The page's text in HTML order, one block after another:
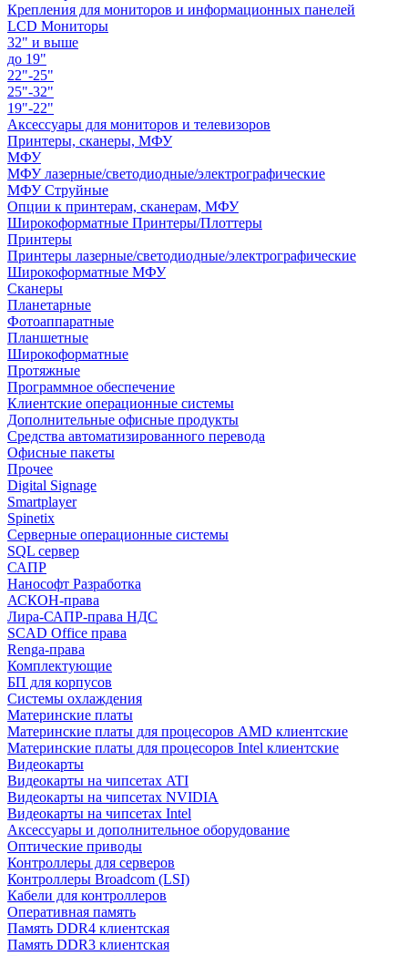
Крепления для мониторов и информационных панелей
LCD Мониторы
32" и выше
до 19"
22"-25"
25"-32"
19"-22"
Аксессуары для мониторов и телевизоров
Принтеры, сканеры, МФУ
МФУ
МФУ лазерные/светодиодные/электрографические
МФУ Струйные
Опции к принтерам, сканерам, МФУ
Широкоформатные Принтеры/Плоттеры
Принтеры
Принтеры лазерные/светодиодные/электрографические
Широкоформатные МФУ
Сканеры
Планетарные
Фотоаппаратные
Планшетные
Широкоформатные
Протяжные
Программное обеспечение
Клиентские операционные системы
Дополнительные офисные продукты
Средства автоматизированного перевода
Офисные пакеты
Прочее
Digital Signage
Smartplayer
Spinetix
Серверные операционные системы
SQL сервер
САПР
Нанософт Разработка
АСКОН-права
Лира-САПР-права НДС
SCAD Office права
Renga-права
Комплектующие
БП для корпусов
Системы охлаждения
Материнские платы
Материнские платы для процесоров AMD клиентские
Материнские платы для процесоров Intel клиентские
Видеокарты
Видеокарты на чипсетах ATI
Видеокарты на чипсетах NVIDIA
Видеокарты на чипсетах Intel
Аксессуары и дополнительное оборудование
Оптические приводы
Контроллеры для серверов
Контроллеры Broadcom (LSI)
Кабели для контроллеров
Оперативная память
Память DDR4 клиентская
Память DDR3 клиентская